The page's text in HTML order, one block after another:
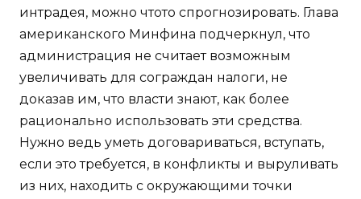
интрадея, можно чтото спрогнозировать. Глава
американского Минфина подчеркнул, что
администрация не считает возможным
увеличивать для сограждан налоги, не
доказав им, что власти знают, как более
рационально использовать эти средства.
Нужно ведь уметь договариваться, вступать,
если это требуется, в конфликты и выруливать
из них, находить с окружающими точки